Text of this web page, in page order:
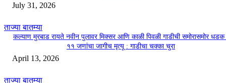
July 31, 2026
ताज्या बातम्या
कल्याण मुरबाड रायते नवीन पुलावर मिक्सर आणि काळी पिवळी गाडीची समोरासमोर
११ जणांचा जागीच मृत्यू : गाडीचा चक्का चुरा
April 13, 2026
ताज्या बातम्या